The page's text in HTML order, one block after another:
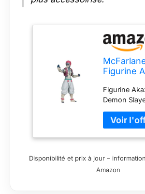
Figurine
18Cm
Figurine
Demon
Disponibilité et prix à jour –
Amazon